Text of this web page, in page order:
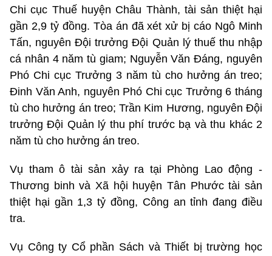
Chi cục Thuế huyện Châu Thành, tài sản thiệt hại
gần 2,9 tỷ đồng. Tòa án đã xét xử bị cáo Ngô Minh
Tấn, nguyên Đội trưởng Đội Quản lý thuế thu nhập
cá nhân 4 năm tù giam; Nguyễn Văn Đáng, nguyên
Phó Chi cục Trưởng 3 năm tù cho hưởng án treo;
Đinh Văn Anh, nguyên Phó Chi cục Trưởng 6 tháng
tù cho hưởng án treo; Trần Kim Hương, nguyên Đội
trưởng Đội Quản lý thu phí trước bạ và thu khác 2
năm tù cho hưởng án treo.
Vụ tham ô tài sản xảy ra tại Phòng Lao động -
Thương binh và Xã hội huyện Tân Phước tài sản
thiệt hại gần 1,3 tỷ đồng, Công an tỉnh đang điều
tra.
Vụ Công ty Cổ phần Sách và Thiết bị trường học